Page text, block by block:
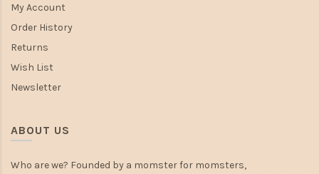
My Account
Order History
Returns
Wish List
Newsletter
ABOUT US
Who are we? Founded by a momster for momsters,